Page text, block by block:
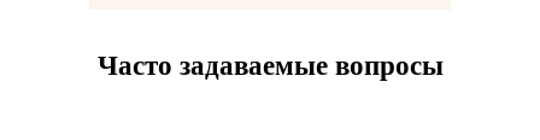
Часто задаваемые вопросы